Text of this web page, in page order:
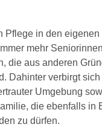
Pflege in den eigenen
mehr
die aus anderen
Dahinter verbirgt
Umgebung
die ebenfalls in
zu dürfen.